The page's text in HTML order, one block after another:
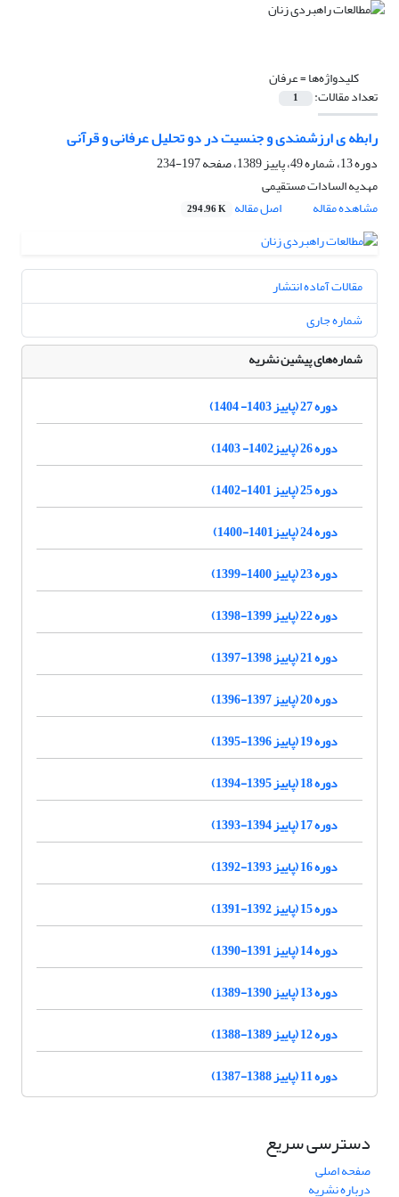
کلیدواژه‌ها =عرفان
تعداد مقالات: 1
رابطه ی ارزشمندی و جنسیت در دو تحلیل عرفانی و قرآنی
دوره 13، شماره 49، پاییز 1389، صفحه
197-234
مهدیه السادات مستقیمی
مشاهده مقاله
اصل مقاله 294.96 K
مقالات آماده انتشار
شماره جاری
شماره‌های پیشین نشریه
دوره 27 (پاییز 1403- 1404)
دوره 26 (پاییز1402- 1403)
دوره 25 (پاییز 1401-1402)
دوره 24 (پاییز1401-1400)
دوره 23 (پاییز 1400-1399)
دوره 22 (پاییز 1399-1398)
دوره 21 (پاییز 1398-1397)
دوره 20 (پاییز 1397-1396)
دوره 19 (پاییز 1396-1395)
دوره 18 (پاییز 1395-1394)
دوره 17 (پاییز 1394-1393)
دوره 16 (پاییز 1393-1392)
دوره 15 (پاییز 1392-1391)
دوره 14 (پاییز 1391-1390)
دوره 13 (پاییز 1390-1389)
دوره 12 (پاییز 1389-1388)
دوره 11 (پاییز 1388-1387)
دسترسی سریع
صفحه اصلی
درباره نشریه